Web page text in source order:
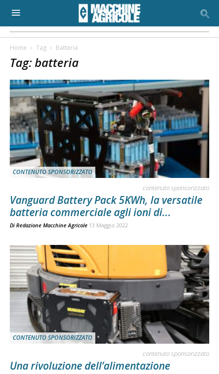
Home Tag Batteria
Tag: batteria
CONTENUTO SPONSORIZZATO
contenuto sponsorizzato
Vanguard Battery Pack 5KWh, la versatile
batteria commerciale agli ioni di...
Di Redazione Macchine Agricole 13 Maggio 2022
CONTENUTO SPONSORIZZATO
contenuto sponsorizzato
Una rivoluzione dell’alimentazione